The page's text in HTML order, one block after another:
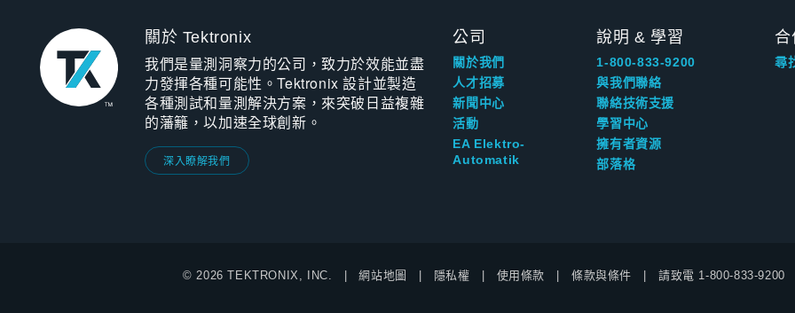
關於 Tektronix
我們是量測洞察力的公司，致力於效能並盡
力發揮各種可能性。Tektronix 設計並製造
各種測試和量測解決方案，來突破日益複雜
的藩籬，以加速全球創新。
深入瞭解我們
公司
關於我們
人才招募
新聞中心
活動
EA Elektro-
Automatik
說明 & 學習
1-800-833-9200
與我們聯絡
聯絡技術支援
學習中心
擁有者資源
部落格
合
尋
© 2026 TEKTRONIX, INC. 網站地圖 隱私權 使用條款 條款與條件 請致電 1-800-833-9200